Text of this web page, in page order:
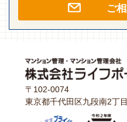
ご
〒102-0074
東京都千代田区九段南2丁